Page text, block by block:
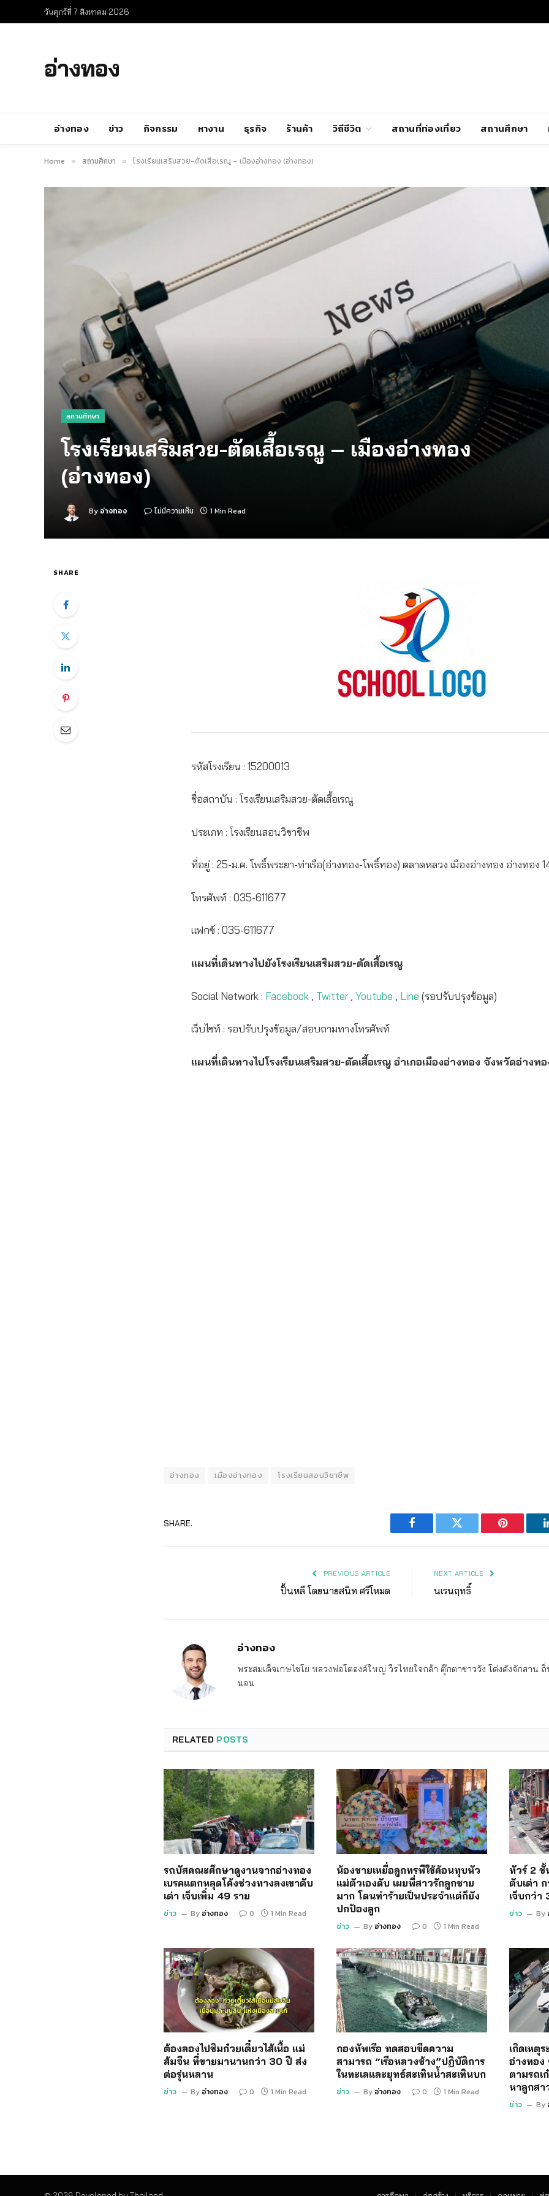
วันศุกร์ที่ 7 สิงหาคม 2026
อ่างทอง
อ่างทอง ข่าว กิจกรรม หางาน ธุรกิจ ร้านค้า วิถีชีวิต สถานที่ท่องเที่ยว สถานศึกษา
Home » สถานศึกษา » โรงเรียนเสริมสวย-ตัดเสื้อเรณู – เมืองอ่างทอง (อ่างทอง)
สถานศึกษา
โรงเรียนเสริมสวย-ตัดเสื้อเรณู – เมืองอ่างทอง
(อ่างทอง)
By อ่างทอง ไม่มีความเห็น 1 Min Read
SHARE
รหัสโรงเรียน : 15200013
ชื่อสถาบัน : โรงเรียนเสริมสวย-ตัดเสื้อเรณู
ประเภท : โรงเรียนสอนวิชาชีพ
ที่อยู่ : 25-ม.ค. โพธิ์พระยา-ท่าเรือ(อ่างทอง-โพธิ์ทอง) ตลาดหลวง เมืองอ่างทอง อ่างทอง
โทรศัพท์ : 035-611677
แฟกซ์ : 035-611677
แผนที่เดินทางไปยังโรงเรียนเสริมสวย-ตัดเสื้อเรณู
Social Network : Facebook , Twitter, Youtube , Line (รอปรับปรุงข้อมูล)
เว็บไซท์ : รอปรับปรุงข้อมูล/สอบถามทางโทรศัพท์
แผนที่เดินทางไปโรงเรียนเสริมสวย-ตัดเสื้อเรณู อำเภอเมืองอ่างทอง จังหวัดอ่างทอ
อ่างทอง เมืองอ่างทอง โรงเรียนสอนวิชาชีพ
SHARE.
Facebook Twitter Pinterest
PREVIOUS ARTICLE
ปั้นหลี โดยนายสนิท ศรีโหมด
NEXT ARTICLE
นเรนฤทธิ์
อ่างทอง
พระสมเด็จเกษไชโย หลวงพ่อโตองค์ใหญ่ วีรไทยใจกล้า ตุ๊กตาชาววัง โด่งดังจักสาน
นอน
RELATED POSTS
รถบัสคณะศึกษาดูงานจากอ่างทอง
เบรคแตกหลุดโค้งช่วงทางลงเขาตับ
เต่า เจ็บเพิ่ม 49 ราย
ข่าว By อ่างทอง 0 1 Min Read
น้องชายเหยื่อลูกทรพีใช้ค้อนทุบหัว
แม่ตัวเองดับ เผยพี่สาวรักลูกชาย
มาก โดนทำร้ายเป็นประจำแต่ก็ยัง
ปกป้องลูก
ข่าว By อ่างทอง 0 1 Min Read
ทัวร์ 2 ชั้
ตับเต่า
เจ็บกว่า
ข่าว By
ต้องลองไปชิมก๋วยเตี๋ยวไส้เนื้อ แม่
ส้มจีน ที่ขายมานานกว่า 30 ปี ส่ง
ต่อรุ่นหลาน
ข่าว By อ่างทอง 0 1 Min Read
กองทัพเรือ ทดสอบขีดความ
สามารถ “เรือหลวงช้าง”ปฏิบัติการ
ในทะเลและยุทธ์สะเทินน้ำสะเทินบก
ข่าว By อ่างทอง 0 1 Min Read
เกิดเหตุ
อ่างทอง
ตามรถเ
หาลูกสา
ข่าว By